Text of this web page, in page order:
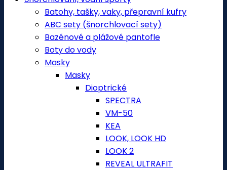
Batohy, tašky, vaky, přepravní kufry
ABC sety (šnorchlovací sety)
Bazénové a plážové pantofle
Boty do vody
Masky
Masky
Dioptrické
SPECTRA
VM-50
KEA
LOOK, LOOK HD
LOOK 2
REVEAL ULTRAFIT